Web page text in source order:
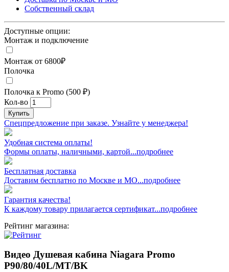
Собственный склад
Доступные опции:
Монтаж и подключение
Монтаж от 6800₽
Полочка
Полочка к Promo (500 ₽)
Кол-во
Купить
Спецпредложение при заказе. Узнайте у менеджера!
Удобная система оплаты!
Формы оплаты, наличными, картой...подробнее
Бесплатная доставка
Доставим бесплатно по Москве и МО...подробнее
Гарантия качества!
К каждому товару прилагается сертификат...подробнее
Рейтинг магазина:
Видео Душевая кабина Niagara Promo
P90/80/40L/MT/BK